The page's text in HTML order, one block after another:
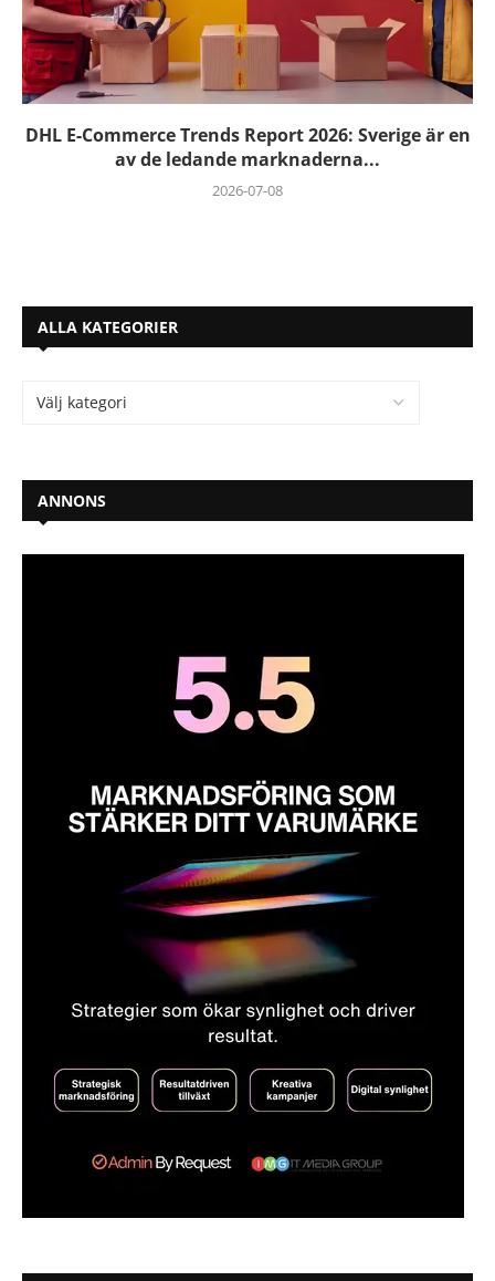
DHL E-Commerce Trends Report 2026: Sverige är en
av de ledande marknaderna...
2026-07-08
ALLA KATEGORIER
ANNONS